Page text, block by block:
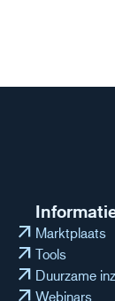
arrow_outward
arrow_outward
arrow_outward
Marktplaats
Tools
Duurzame
Webinars